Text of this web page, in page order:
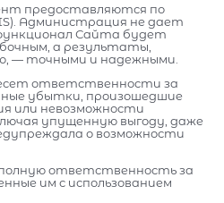
предоставляются по
Администрация не дает
Сайта будет
а результаты,
— точными и надежными.
ответственности за
убытки, произошедшие
или невозможности
упущенную выгоду, даже
о возможности
ответственность за
им с использованием